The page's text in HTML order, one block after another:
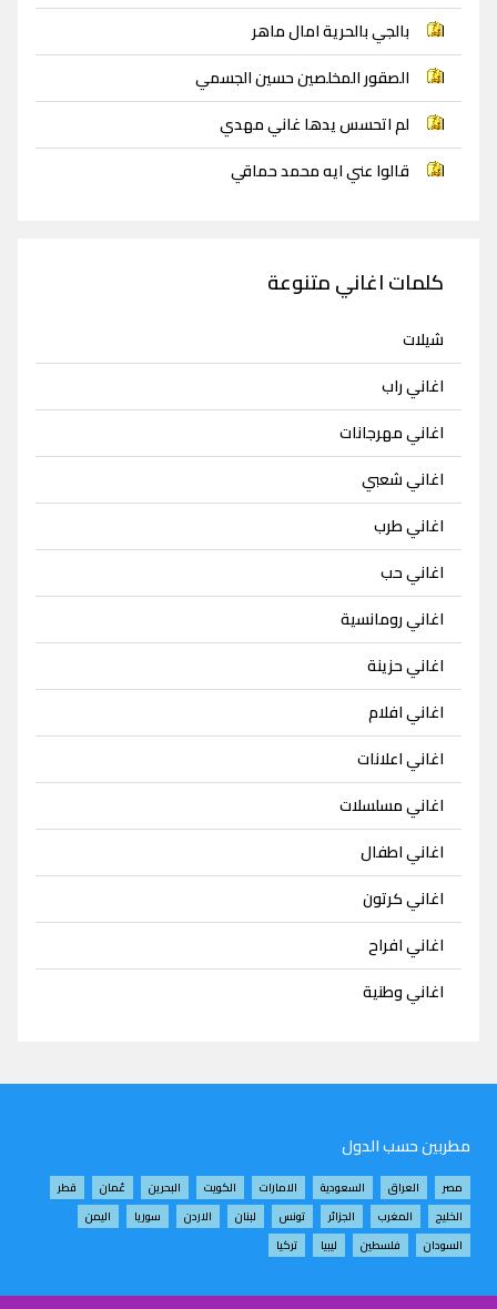
بالجي بالحرية امال ماهر
الصقور المخلصين حسين الجسمي
لم اتحسس يدها غاني مهدي
قالوا عني ايه محمد حماقي
كلمات اغاني متنوعة
شيلات
اغاني راب
اغاني مهرجانات
اغاني شعبي
اغاني طرب
اغاني حب
اغاني رومانسية
اغاني حزينة
اغاني افلام
اغاني اعلانات
اغاني مسلسلات
اغاني اطفال
اغاني كرتون
اغاني افراح
اغاني وطنية
مطربين حسب الدول
مصر العراق السعودية الامارات الكويت البحرين عُمان
قطر
الخليج
المغرب الجزائر تونس لبنان الاردن سوريا
اليمن
السودان
فلسطين ليبيا تركيا